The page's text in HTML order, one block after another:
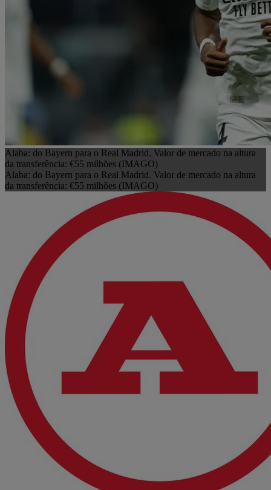
Alaba: do Bayern para o Real Madrid. Valor de mercado na altura
da transferência: €55 milhões (IMAGO)
Alaba: do Bayern para o Real Madrid. Valor de mercado na altura
da transferência: €55 milhões (IMAGO)